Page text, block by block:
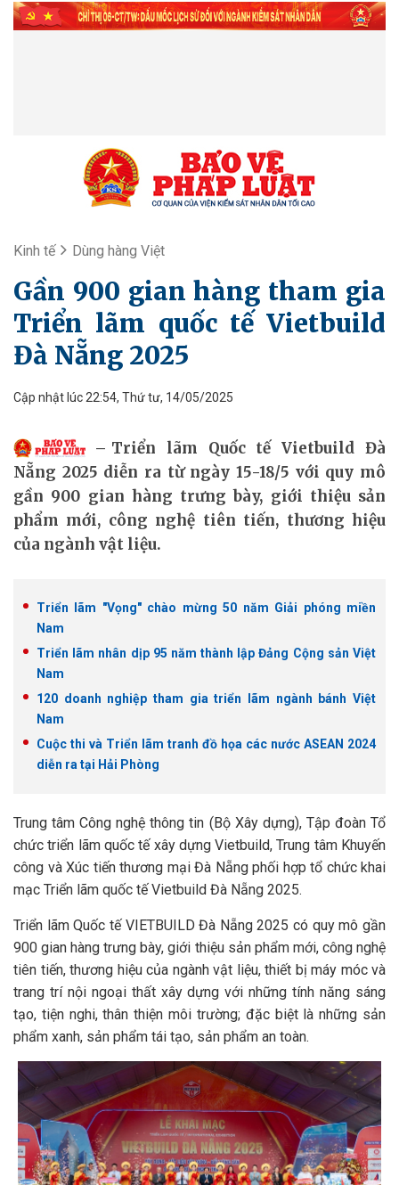
Kinh tế Dùng hàng Việt
Gần 900 gian hàng tham gia
Triển lãm quốc tế Vietbuild
Đà Nẵng 2025
Cập nhật lúc 22:54, Thứ tư, 14/05/2025
Triển lãm Quốc tế Vietbuild Đà
Nẵng 2025 diễn ra từ ngày 15-18/5 với quy mô
gần 900 gian hàng trưng bày, giới thiệu sản
phẩm mới, công nghệ tiên tiến, thương hiệu
của ngành vật liệu.
Triển lãm "Vọng" chào mừng 50 năm Giải phóng miền
Nam
Triển lãm nhân dịp 95 năm thành lập Đảng Cộng sản Việt
Nam
120 doanh nghiệp tham gia triển lãm ngành bánh Việt
Nam
Cuộc thi và Triển lãm tranh đồ họa các nước ASEAN 2024
diễn ra tại Hải Phòng
Trung tâm Công nghệ thông tin (Bộ Xây dựng), Tập đoàn Tổ
chức triển lãm quốc tế xây dựng Vietbuild, Trung tâm Khuyến
công và Xúc tiến thương mại Đà Nẵng phối hợp tổ chức khai
mạc Triển lãm quốc tế Vietbuild Đà Nẵng 2025.
Triển lãm Quốc tế VIETBUILD Đà Nẵng 2025 có quy mô gần
900 gian hàng trưng bày, giới thiệu sản phẩm mới, công nghệ
tiên tiến, thương hiệu của ngành vật liệu, thiết bị máy móc và
trang trí nội ngoại thất xây dựng với những tính năng sáng
tạo, tiện nghi, thân thiện môi trường; đặc biệt là những sản
phẩm xanh, sản phẩm tái tạo, sản phẩm an toàn.